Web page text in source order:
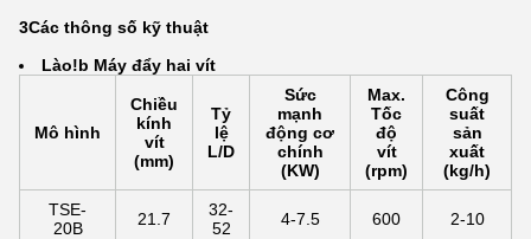
3Các thông số kỹ thuật
Lào!b Máy đẩy hai vít
Mô hình
Chiều
kính
vít
(mm)
Tỷ
lệ
L/D
Sức
mạnh
động cơ
chính
(KW)
Max.
Tốc
độ
vít
(rpm)
Công
suất
sản
xuất
(kg/h)
TSE-
20B
21.7
32-
52
4-7.5 600 2-10